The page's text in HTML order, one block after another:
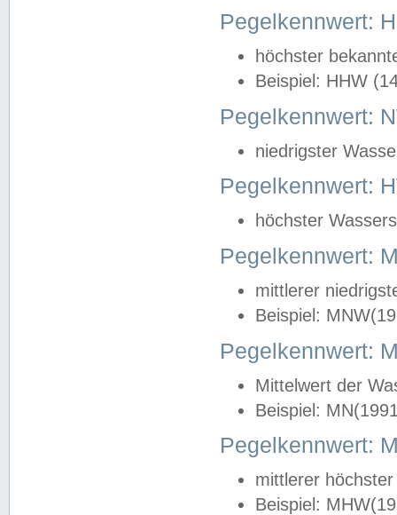
Pegelkennwert:
höchster
Beispiel: HHW
Pegelkennwert:
niedrigster
Pegelkennwert:
höchster
Pegelkennwert:
mittlerer
Beispiel:
Pegelkennwert:
Mittelwert der
Beispiel:
Pegelkennwert:
mittlerer
Beispiel: